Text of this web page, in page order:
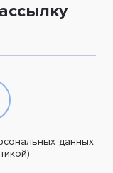
данных